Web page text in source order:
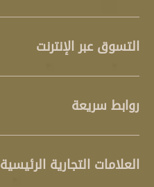
التسوق عبر الإنترنت
روابط سريعة
العلامات التجارية الرئيسية